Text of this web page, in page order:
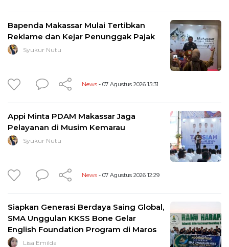
Bapenda Makassar Mulai Tertibkan
Reklame dan Kejar Penunggak Pajak
Syukur Nutu
News - 07 Agustus 2026 15:31
Appi Minta PDAM Makassar Jaga
Pelayanan di Musim Kemarau
Syukur Nutu
News - 07 Agustus 2026 12:29
Siapkan Generasi Berdaya Saing Global,
SMA Unggulan KKSS Bone Gelar
English Foundation Program di Maros
Lisa Emilda